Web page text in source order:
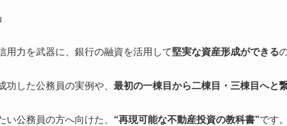
用力を武器に、銀行の融資を活用して堅実な資産形成ができる
した公務員の実例や、 最初の一棟目から二棟目・三棟目へと
公務員の方へ向けた、 “再現可能な不動産投資の教科書”です。